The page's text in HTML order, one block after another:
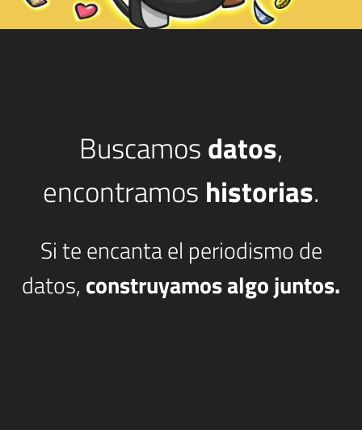
Buscamosdatos,
encontramos historias.
Si te encanta el periodismo de
datos, construyamos algo juntos.